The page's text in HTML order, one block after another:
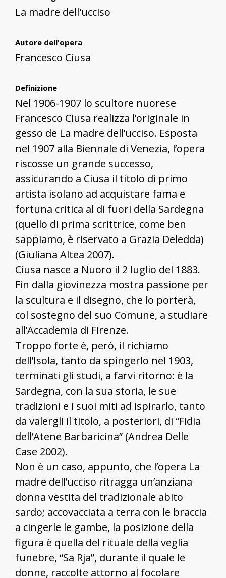
La madre dell'ucciso
Autore dell'opera
Francesco Ciusa
Definizione
Nel 1906-1907 lo scultore nuorese
Francesco Ciusa realizza l’originale in
gesso de La madre dell’ucciso. Esposta
nel 1907 alla Biennale di Venezia, l’opera
riscosse un grande successo,
assicurando a Ciusa il titolo di primo
artista isolano ad acquistare fama e
fortuna critica al di fuori della Sardegna
(quello di prima scrittrice, come ben
sappiamo, è riservato a Grazia Deledda)
(Giuliana Altea 2007).
Ciusa nasce a Nuoro il 2 luglio del 1883.
Fin dalla giovinezza mostra passione per
la scultura e il disegno, che lo porterà,
col sostegno del suo Comune, a studiare
all’Accademia di Firenze.
Troppo forte è, però, il richiamo
dell’Isola, tanto da spingerlo nel 1903,
terminati gli studi, a farvi ritorno: è la
Sardegna, con la sua storia, le sue
tradizioni e i suoi miti ad ispirarlo, tanto
da valergli il titolo, a posteriori, di “Fidia
dell’Atene Barbaricina” (Andrea Delle
Case 2002).
Non è un caso, appunto, che l’opera La
madre dell’ucciso ritragga un’anziana
donna vestita del tradizionale abito
sardo; accovacciata a terra con le braccia
a cingerle le gambe, la posizione della
figura è quella del rituale della veglia
funebre, “Sa Rja”, durante il quale le
donne, raccolte attorno al focolare